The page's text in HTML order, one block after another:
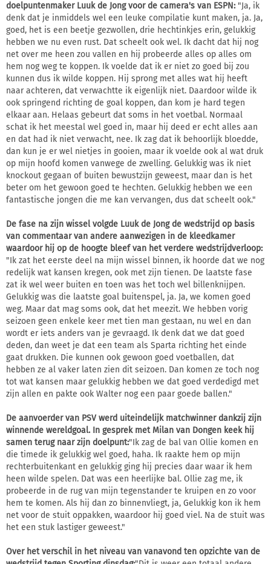
doelpuntenmaker Luuk de Jong voor de camera's van ESPN:"Ja, ik
denk dat je inmiddels wel een leuke compilatie kunt maken, ja. Ja,
goed, het is een beetje gezwollen, drie hechtinkjes erin, gelukkig
hebben we nu even rust. Dat scheelt ook wel. Ik dacht dat hij nog
net over me heen zou vallen en hij probeerde alles op alles om
hem nog weg te koppen. Ik voelde dat ik er niet zo goed bij zou
kunnen dus ik wilde koppen. Hij sprong met alles wat hij heeft
naar achteren, dat verwachtte ik eigenlijk niet. Daardoor wilde ik
ook springend richting de goal koppen, dan kom je hard tegen
elkaar aan. Helaas gebeurt dat soms in het voetbal. Normaal
schat ik het meestal wel goed in, maar hij deed er echt alles aan
en dat had ik niet verwacht, nee. Ik zag dat ik behoorlijk bloedde,
dan kun je er wel nietjes in gooien, maar ik voelde ook al wat druk
op mijn hoofd komen vanwege de zwelling. Gelukkig was ik niet
knockout gegaan of buiten bewustzijn geweest, maar dan is het
beter om het gewoon goed te hechten. Gelukkig hebben we een
fantastische jongen die me kan vervangen, dus dat scheelt ook."
De fase na zijn wissel volgde Luuk de Jong de wedstrijd op basis
van commentaar van andere aanwezigen in de kleedkamer
waardoor hij op de hoogte bleef van het verdere wedstrijdverloop:
"Ik zat het eerste deel na mijn wissel binnen, ik hoorde dat we nog
redelijk wat kansen kregen, ook met zijn tienen. De laatste fase
zat ik wel weer buiten en toen was het toch wel billenknijpen.
Gelukkig was die laatste goal buitenspel, ja. Ja, we komen goed
weg. Maar dat mag soms ook, dat het meezit. We hebben vorig
seizoen geen enkele keer met tien man gestaan, nu wel en dan
wordt er iets anders van je gevraagd. Ik denk dat we dat goed
deden, dan weet je dat een team als Sparta richting het einde
gaat drukken. Die kunnen ook gewoon goed voetballen, dat
hebben ze al vaker laten zien dit seizoen. Dan komen ze toch nog
tot wat kansen maar gelukkig hebben we dat goed verdedigd met
zijn allen en pakte ook Walter nog een paar goede ballen."
De aanvoerder van PSV werd uiteindelijk matchwinner dankzij zijn
winnende wereldgoal. In gesprek met Milan van Dongen keek hij
samen terug naar zijn doelpunt:"Ik zag de bal van Ollie komen en
die timede ik gelukkig wel goed, haha. Ik raakte hem op mijn
rechterbuitenkant en gelukkig ging hij precies daar waar ik hem
heen wilde spelen. Dat was een heerlijke bal. Ollie zag me, ik
probeerde in de rug van mijn tegenstander te kruipen en zo voor
hem te komen. Als hij dan zo binnenvliegt, ja, Gelukkig kon ik hem
net voor de stuit oppakken, waardoor hij goed viel. Na de stuit was
het een stuk lastiger geweest."
Over het verschil in het niveau van vanavond ten opzichte van de